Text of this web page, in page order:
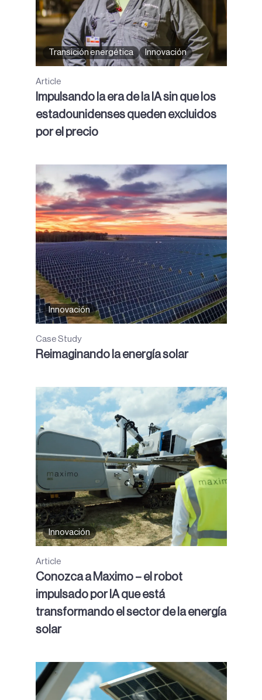
Transición energética Innovación
Article
Impulsando la era de la IA sin que los
estadounidenses queden excluidos
por el precio
Innovación
Case Study
Reimaginando la energía solar
Innovación
Article
Conozca a Maximo – el robot
impulsado por IA que está
transformando el sector de la energía
solar